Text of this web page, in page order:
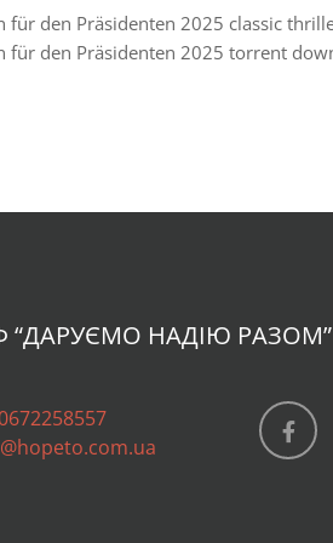
für den Präsidenten 2025 classic
für den Präsidenten 2025 torrent
“ДАРУЄМО НАДІЮ РАЗОМ”